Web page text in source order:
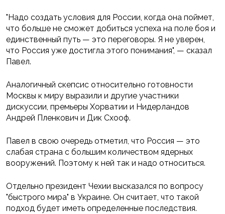
"Надо создать условия для России, когда она поймет,
что больше не сможет добиться успеха на поле боя и
единственный путь — это переговоры. Я не уверен,
что Россия уже достигла этого понимания", — сказал
Павел.
Аналогичный скепсис относительно готовности
Москвы к миру выразили и другие участники
дискуссии, премьеры Хорватии и Нидерландов
Андрей Пленкович и Дик Схооф.
Павел в свою очередь отметил, что Россия — это
слабая страна с большим количеством ядерных
вооружений. Поэтому к ней так и надо относиться.
Отдельно президент Чехии высказался по вопросу
"быстрого мира" в Украине. Он считает, что такой
подход будет иметь определенные последствия.